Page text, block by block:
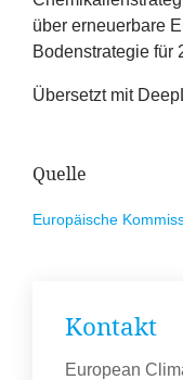
über erneuerbare
Bodenstrategie für
Übersetzt mit
Quelle
Europäische
Kontakt
European